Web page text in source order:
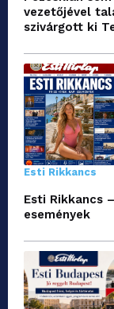
vezetőjével
szivárgott ki
Esti Rikkancs
Esti Rikkancs
események